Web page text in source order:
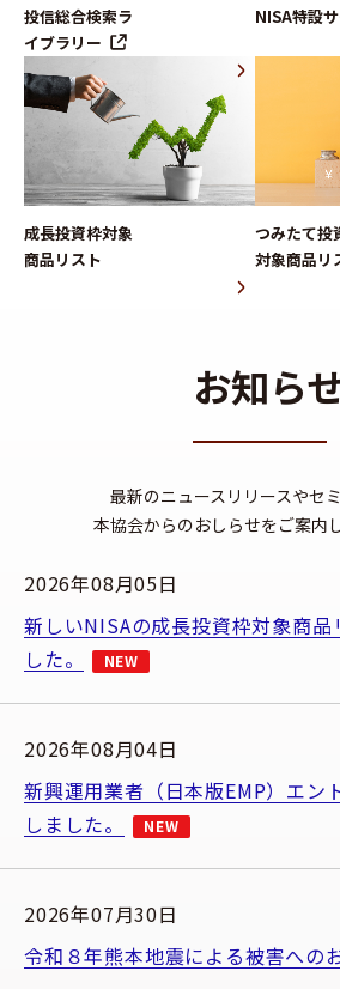
投信総合検索ラ
イブラリー
NISA特設
成長投資枠対象
商品リスト
つみたて投
対象商品リ
お知ら
最新のニュースリリースやセミ
本協会からのおしらせをご案内
2026年08月05日
新しいNISAの成長投資枠対象商品
した。
NEW
2026年08月04日
新興運用業者（日本版EMP）エン
しました。
NEW
2026年07月30日
令和８年熊本地震による被害への